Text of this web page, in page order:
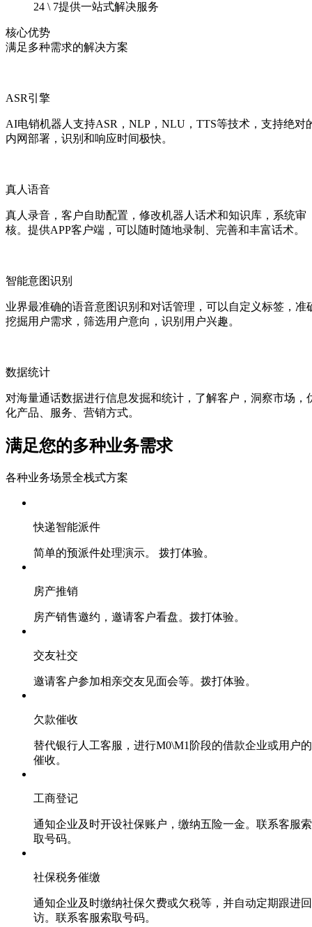
24 \ 7提供一站式解决服务
核心优势
满足多种需求的解决方案
ASR引擎
AI电销机器人支持ASR，NLP，NLU，TTS等技术，支持绝对
内网部署，识别和响应时间极快。
真人语音
真人录音，客户自助配置，修改机器人话术和知识库，系统审
核。提供APP客户端，可以随时随地录制、完善和丰富话术。
智能意图识别
业界最准确的语音意图识别和对话管理，可以自定义标签，准
挖掘用户需求，筛选用户意向，识别用户兴趣。
数据统计
对海量通话数据进行信息发掘和统计，了解客户，洞察市场，
化产品、服务、营销方式。
满足您的多种业务需求
各种业务场景全栈式方案
快递智能派件
简单的预派件处理演示。 拨打体验。
房产推销
房产销售邀约，邀请客户看盘。拨打体验。
交友社交
邀请客户参加相亲交友见面会等。拨打体验。
欠款催收
替代银行人工客服，进行M0\M1阶段的借款企业或用户的
催收。
工商登记
通知企业及时开设社保账户，缴纳五险一金。联系客服索
取号码。
社保税务催缴
通知企业及时缴纳社保欠费或欠税等，并自动定期跟进回
访。联系客服索取号码。